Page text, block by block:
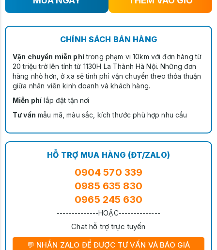
CHÍNH SÁCH BÁN HÀNG
Vận chuyển miễn phítrong phạm vi 10km với đơn hàng từ
20 triệu trở lên tính từ 1130H La Thành Hà Nội. Những đơn
hàng nhỏ hơn, ở xa sẽ tính phí vận chuyển theo thỏa thuận
giữa nhân viên kinh doanh và khách hàng.
Miễn phí lắp đặt tận nơi
Tư vấn mẫu mã, màu sắc, kích thước phù hợp nhu cầu
HỖ TRỢ MUA HÀNG (ĐT/ZALO)
0904 570 339
0985 635 830
0965 245 630
--------------HOẶC--------------
Chat hỗ trợ trực tuyến
💬 NHẮN ZALO ĐỂ ĐƯỢC TƯ VẤN VÀ BÁO GIÁ